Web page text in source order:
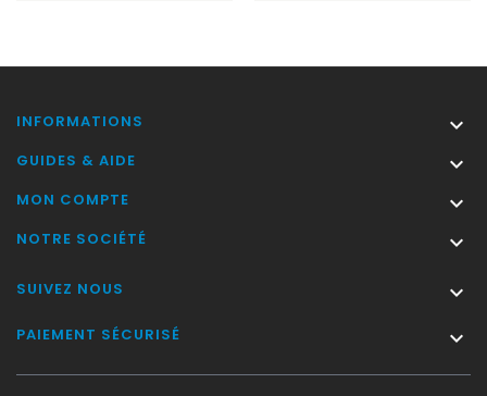
INFORMATIONS 
GUIDES & AIDE 
MON COMPTE 
NOTRE SOCIÉTÉ 
SUIVEZ NOUS 
PAIEMENT SÉCURISÉ 